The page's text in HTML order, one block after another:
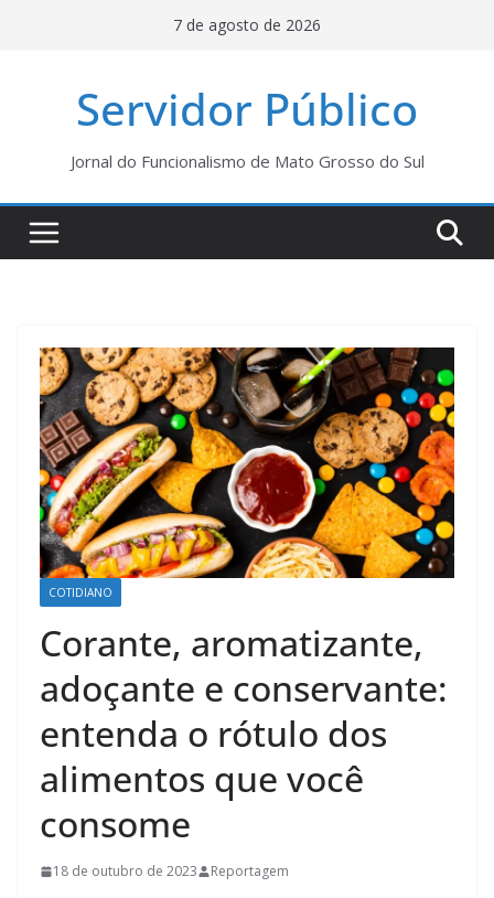
7 de agosto de 2026
Servidor Público
Jornal do Funcionalismo de Mato Grosso do Sul
COTIDIANO
Corante, aromatizante,
adoçante e conservante:
entenda o rótulo dos
alimentos que você
consome
18 de outubro de 2023 Reportagem